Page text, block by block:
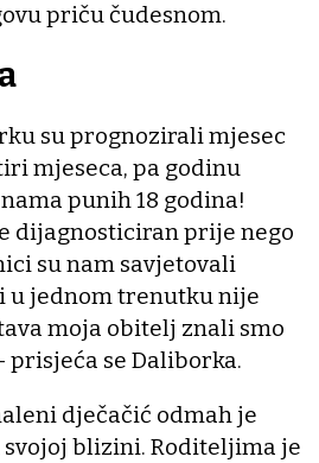
priču čudesnom.
su prognozirali mjesec
mjeseca, pa godinu
punih 18 godina!
dijagnosticiran prije nego
su nam savjetovali
u jednom trenutku nije
moja obitelj znali smo
prisjeća se Daliborka.
dječačić odmah je
svojoj blizini. Roditeljima je